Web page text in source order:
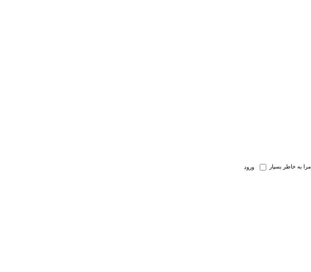
مرا به خاطر بسپار